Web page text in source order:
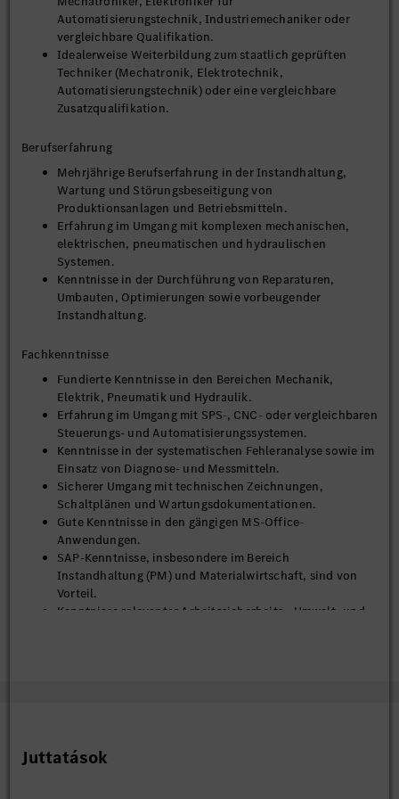
Automatisierungstechnik, Industriemechaniker oder
vergleichbare Qualifikation.
Idealerweise Weiterbildung zum staatlich geprüften
Techniker (Mechatronik, Elektrotechnik,
Automatisierungstechnik) oder eine vergleichbare
Zusatzqualifikation.
Berufserfahrung
Mehrjährige Berufserfahrung in der Instandhaltung,
Wartung und Störungsbeseitigung von
Produktionsanlagen und Betriebsmitteln.
Erfahrung im Umgang mit komplexen mechanischen,
elektrischen, pneumatischen und hydraulischen
Systemen.
Kenntnisse in der Durchführung von Reparaturen,
Umbauten, Optimierungen sowie vorbeugender
Instandhaltung.
Fachkenntnisse
Fundierte Kenntnisse in den Bereichen Mechanik,
Elektrik, Pneumatik und Hydraulik.
Erfahrung im Umgang mit SPS-, CNC- oder vergleichbaren
Steuerungs- und Automatisierungssystemen.
Kenntnisse in der systematischen Fehleranalyse sowie im
Einsatz von Diagnose- und Messmitteln.
Sicherer Umgang mit technischen Zeichnungen,
Schaltplänen und Wartungsdokumentationen.
Gute Kenntnisse in den gängigen MS-Office-
Anwendungen.
SAP-Kenntnisse, insbesondere im Bereich
Instandhaltung (PM) und Materialwirtschaft, sind von
Vorteil.
Kenntnisse relevanter Arbeitssicherheits-, Umwelt- und
Ishikawa).
Ausgeprägtes technisches Verständnis für komplexe
Juttatások